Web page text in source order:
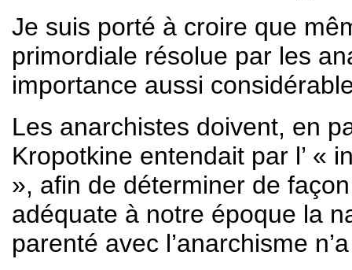
Je suis porté à croire que
primordiale résolue par les
importance aussi
Les anarchistes doivent, en
Kropotkine entendait par l’ «
», afin de déterminer de
adéquate à notre époque la
parenté avec l’anarchisme